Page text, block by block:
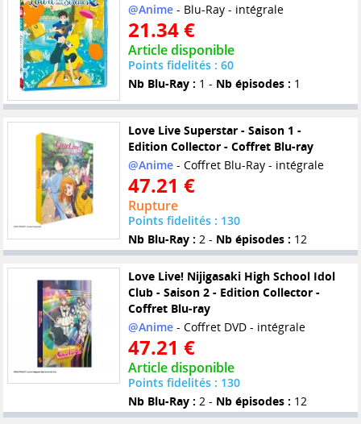
@Anime- Blu-Ray - intégrale
21.34 €
Article disponible
Points fidelités : 60
Nb Blu-Ray : 1 - Nb épisodes : 1
Love Live Superstar - Saison 1 -
Edition Collector - Coffret Blu-ray
@Anime- Coffret Blu-Ray - intégrale
47.21 €
Rupture
Points fidelités : 130
Nb Blu-Ray : 2 - Nb épisodes : 12
Love Live! Nijigasaki High School Idol
Club - Saison 2 - Edition Collector -
Coffret Blu-ray
@Anime- Coffret DVD - intégrale
47.21 €
Article disponible
Points fidelités : 130
Nb Blu-Ray : 2 - Nb épisodes : 12